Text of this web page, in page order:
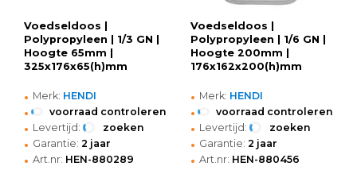
Voedseldoos |
Polypropyleen | 1/3 GN |
Hoogte 65mm |
325x176x65(h)mm
• Merk: HENDI
• voorraad controleren
• Levertijd: zoeken
• Garantie: 2 jaar
• Art.nr: HEN-880289
Voedseldoos |
Polypropyleen | 1/6 GN |
Hoogte 200mm |
176x162x200(h)mm
• Merk: HENDI
• voorraad controleren
• Levertijd: zoeken
• Garantie: 2 jaar
• Art.nr: HEN-880456